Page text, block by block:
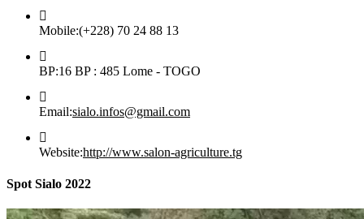
Mobile:(+228) 70 24 88 13
BP:16 BP : 485 Lome - TOGO
Email:sialo.infos@gmail.com
application
Website:http://www.salon-agriculture.tg
Spot Sialo 2022